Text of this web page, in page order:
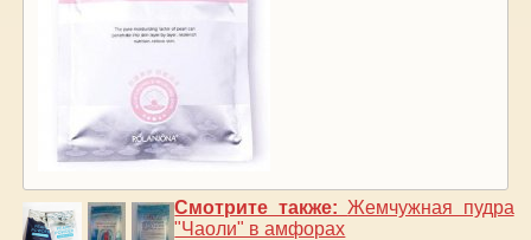
Смотрите также: Жемчужная пудра
"Чаоли" в амфорах